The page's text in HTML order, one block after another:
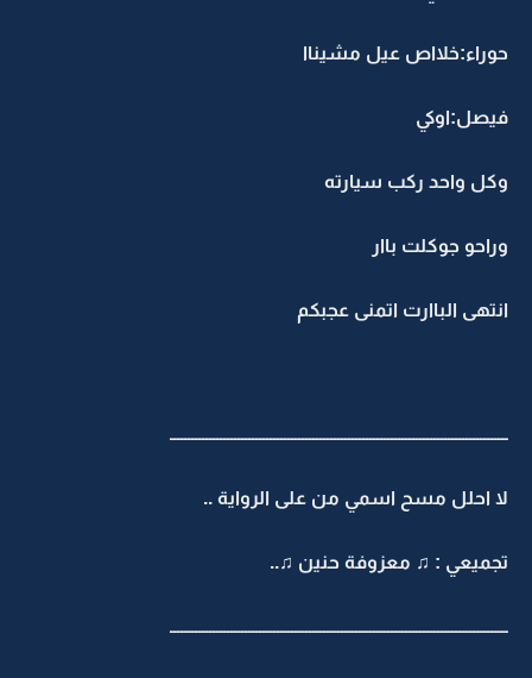
حوراء:خلااص عيل مشيناا
فيصل:اوكي
وكل واحد ركب سيارته
وراحو جوكلت باار
انتهى الباارت اتمنى عجبكم
ـــــــــــــــــــــــــــــــــــــــــــــــــــــــــــــــــــــــــــــــــــــــــــــــ
لا احلل مسح اسمي من على الرواية ..
تجميعي : ♫ معزوفة حنين ♫..
ـــــــــــــــــــــــــــــــــــــــــــــــــــــــــــــــــــــــــــــــــــــــــــــــ